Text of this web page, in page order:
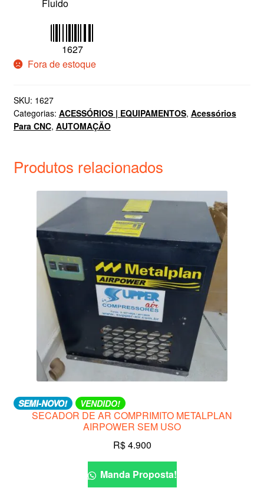
Fluido
1627
Fora de estoque
SKU: 1627
Categorias: ACESSÓRIOS | EQUIPAMENTOS, Acessórios
Para CNC, AUTOMAÇÃO
Produtos relacionados
SEMI-NOVO! VENDIDO!
SECADOR DE AR COMPRIMITO METALPLAN
AIRPOWER SEM USO
R$4.900
Manda Proposta!